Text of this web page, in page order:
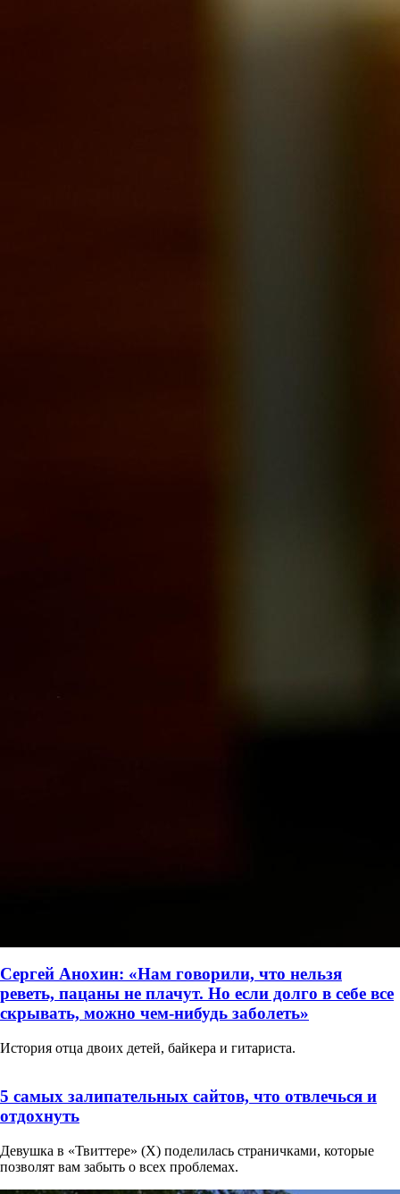
Сергей Анохин: «Нам говорили, что нельзя
реветь, пацаны не плачут. Но если долго в себе все
скрывать, можно чем-нибудь заболеть»
История отца двоих детей, байкера и гитариста.
5 самых залипательных сайтов, что отвлечься и
отдохнуть
Девушка в «Твиттере» (X) поделилась страничками, которые
позволят вам забыть о всех проблемах.